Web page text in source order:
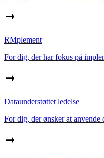
RMplement
For dig, der har fokus på
Dataunderstøttet ledelse
For dig, der ønsker at anvende